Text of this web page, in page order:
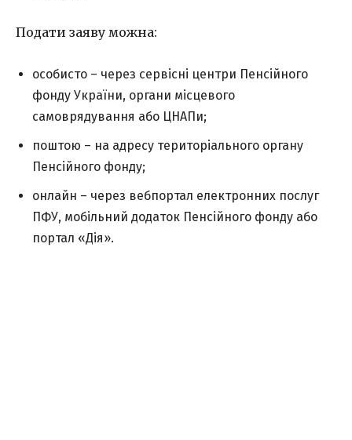
Подати заяву можна:
особисто – через сервісні центри Пенсійного
фонду України, органи місцевого
самоврядування або ЦНАПи;
поштою – на адресу територіального органу
Пенсійного фонду;
онлайн – через вебпортал електронних послуг
ПФУ, мобільний додаток Пенсійного фонду або
портал «Дія».